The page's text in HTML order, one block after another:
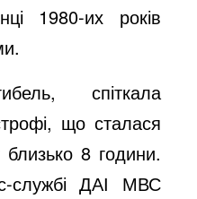
1980-их років
спіткала
що сталася
8 години.
службі ДАІ МВС